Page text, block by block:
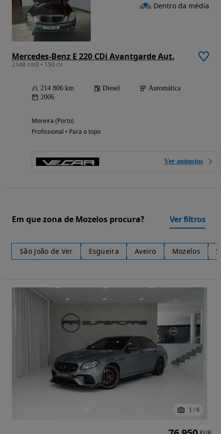
Mercedes-Benz E 220 CDi Avantgarde Aut.
2148 cm3 • 150 cv
214 806 km Diesel
Automática
2006
Moreira (Porto)
Profissional • Para o topo
Ver anúncios
Dentro da média
Em que zona de Mozelos procura? Ver filtros
São João de Ver Esgueira Aveiro Mozelos
1 / 6